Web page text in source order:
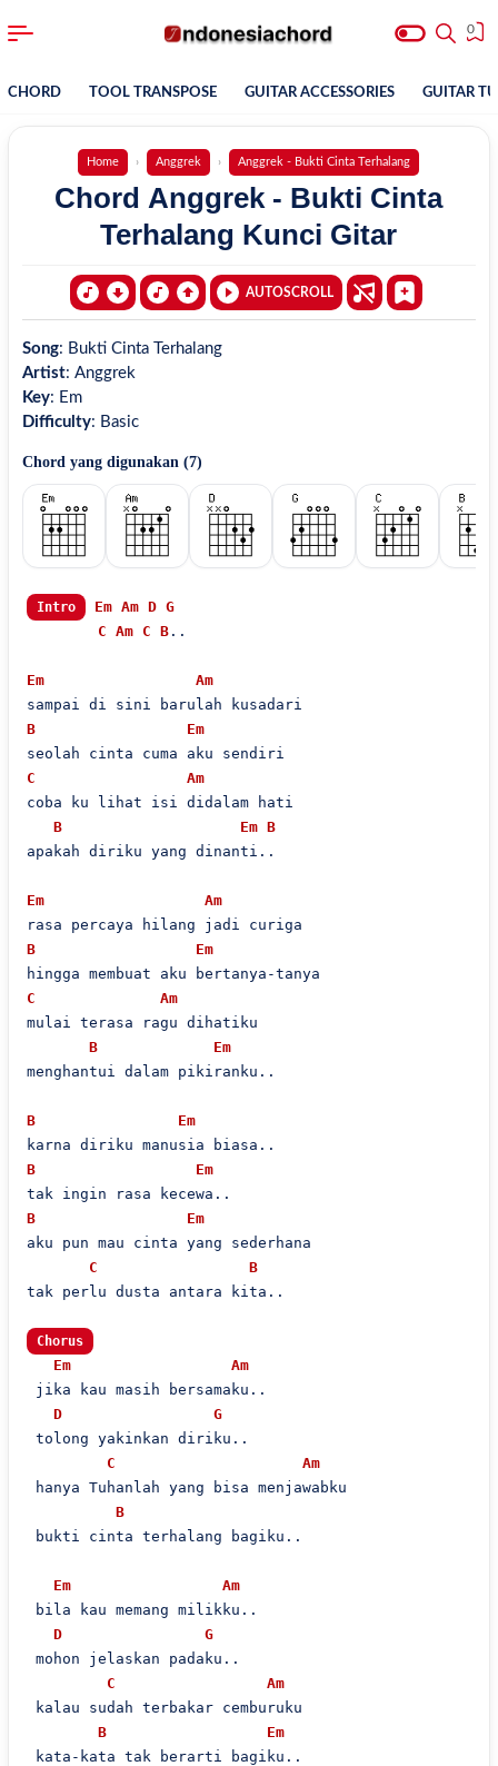
0
CHORD TOOL TRANSPOSE GUITAR ACCESSORIES GUITAR
Home Anggrek Anggrek - Bukti Cinta Terhalang
Chord Anggrek - Bukti Cinta
Terhalang Kunci Gitar
AUTOSCROLL
Song: Bukti Cinta Terhalang
Artist: Anggrek
Key: Em
Difficulty: Basic
Chord yang digunakan (7)
Intro Em Am D G
C Am C B..
Em
Am
B
Em
C
Am
coba ku lihat isi didalam hati
B
Em B
apakah diriku yang dinanti..
Em
Am
B
Em
C
Am
mulai terasa ragu dihatiku
B
Em
menghantui dalam pikiranku..
B
Em
B
Em
B
Em
aku pun mau cinta yang sederhana
C
B
tak perlu dusta antara kita..
Chorus
Em
Am
jika kau masih bersamaku..
D
G
tolong yakinkan diriku..
C
Am
hanya Tuhanlah yang bisa menjawabku
B
bukti cinta terhalang bagiku..
Em
Am
bila kau memang milikku..
D
G
mohon jelaskan padaku..
C
Am
kalau sudah terbakar cemburuku
B
Em
kata-kata tak berarti bagiku..